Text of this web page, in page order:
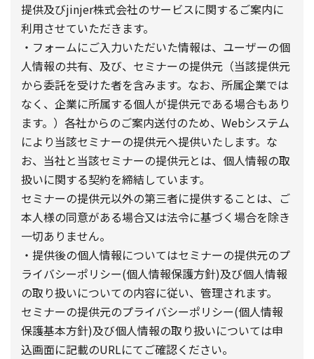
提供及びjinjer株式会社のサービスに関するご案内に
利用させていただきます。
・フォームにご入力いただいた情報は、ユーザーの個
人情報の共有、及び、セミナーの提供元（当該提供元
から委託を受けた者を含みます。なお、所属企業では
なく、企業に所属する個人が提供元である場合もあり
ます。）各社からのご案内送付のため、Webシステム
により当該セミナーの提供元へ提供いたします。な
お、当社と当該セミナーの提供元とは、個人情報の取
扱いに関する契約を締結しています。
セミナーの提供元以外の第三者に提供することは、ご
本人様の同意がある場合又は法令に基づく場合を除き
一切ありません。
・提供後の個人情報についてはセミナーの提供元のプ
ライバシーポリシー(個人情報保護方針)及び個人情報
の取り扱いについての内容に従い、管理されます。
セミナーの提供元のプライバシーポリシー(個人情報
保護基本方針)及び個人情報の取り扱いについては申
込画面に記載のURLにてご確認ください。